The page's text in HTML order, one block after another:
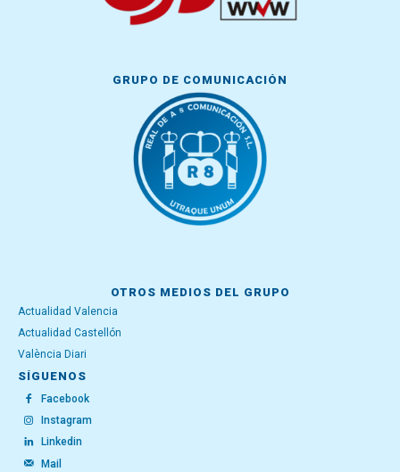
GRUPO DE COMUNICACIÓN
OTROS MEDIOS DEL GRUPO
Actualidad Valencia
Actualidad Castellón
València Diari
SÍGUENOS
Facebook
Instagram
Linkedin
Mail